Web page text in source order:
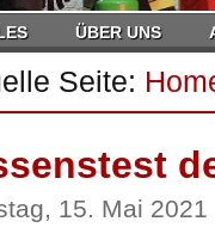
ÜBER UNS
Seite:
15. Mai 2021